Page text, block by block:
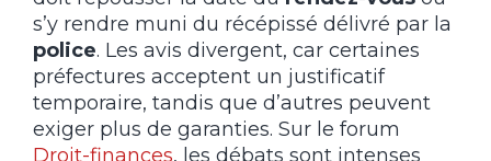
s’y rendre muni du récépissé délivré par la
police. Les avis divergent, car certaines
préfectures acceptent un justificatif
temporaire, tandis que d’autres peuvent
exiger plus de garanties. Sur le forum
Droit-finances, les débats sont intenses